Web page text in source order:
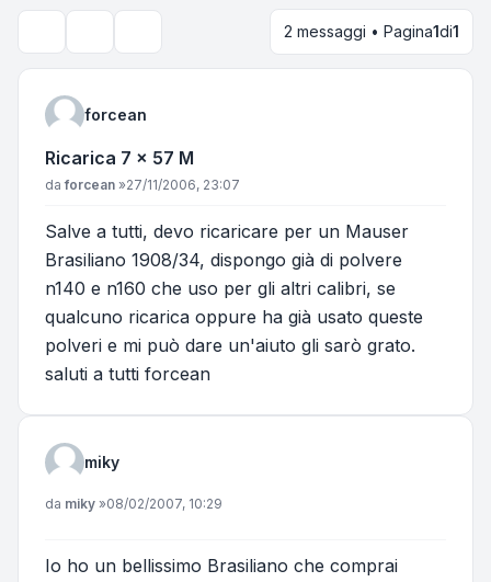
2 messaggi • Pagina1di1
forcean
Ricarica 7 x 57 M
Messaggio
daforcean »27/11/2006, 23:07
Salve a tutti, devo ricaricare per un Mauser
Brasiliano 1908/34, dispongo già di polvere
n140 e n160 che uso per gli altri calibri, se
qualcuno ricarica oppure ha già usato queste
polveri e mi può dare un'aiuto gli sarò grato.
saluti a tutti forcean
miky
Messaggio
da miky »08/02/2007, 10:29
Io ho un bellissimo Brasiliano che comprai